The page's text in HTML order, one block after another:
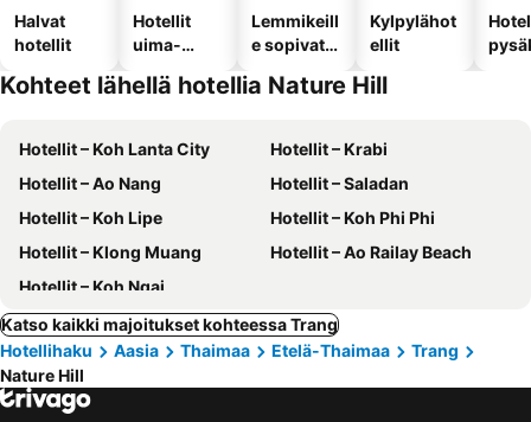
Halvat
hotellit
Hotellit
uima-
Lemmikeill
e sopivat
Kylpylähot
ellit
Kohteet lähellä hotellia Nature Hill
Hotellit – Koh Lanta City
Hotellit – Krabi
Hotellit – Ao Nang
Hotellit – Saladan
Hotellit – Koh Lipe
Hotellit – Koh Phi Phi
Hotellit – Klong Muang
Hotellit – Ao Railay Beach
Hotellit – Koh Ngai
Katso kaikki majoitukset kohteessa Trang
Hotellihaku
Aasia Thaimaa Etelä-Thaimaa
Trang
Nature Hill